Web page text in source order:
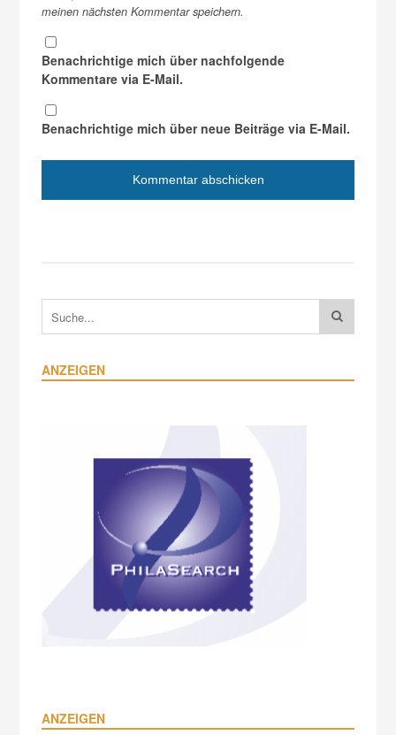
meinen nächsten Kommentar speichern.
Benachrichtige mich über nachfolgende
Kommentare via E-Mail.
Benachrichtige mich über neue Beiträge via E-Mail.
ANZEIGEN
ANZEIGEN